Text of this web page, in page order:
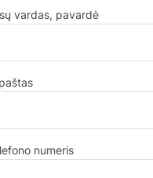
vardas, pavardė
numeris